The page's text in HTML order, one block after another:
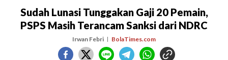
Sudah Lunasi Tunggakan Gaji 20 Pemain,
PSPS Masih Terancam Sanksi dari NDRC
Irwan Febri BolaTimes.com